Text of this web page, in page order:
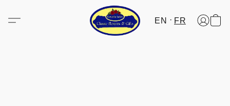
EN FR